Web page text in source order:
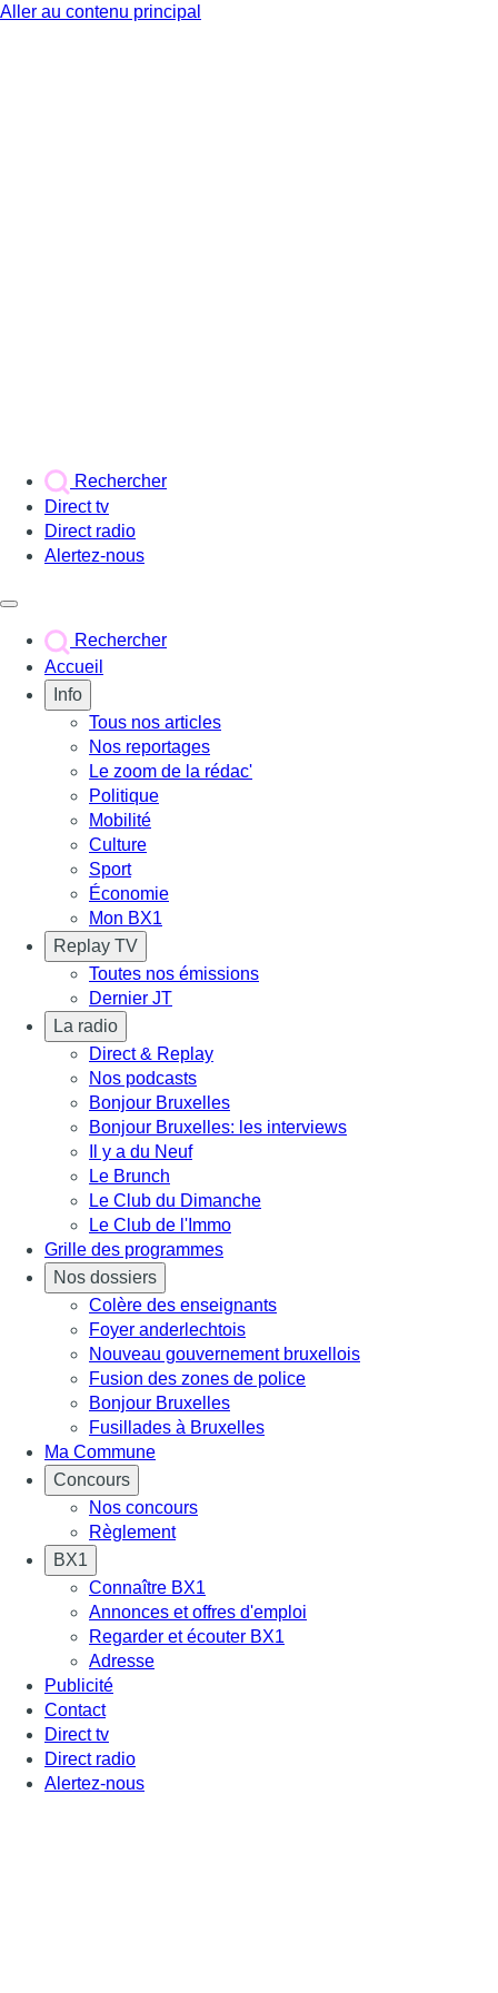
Aller au contenu principal
Rechercher
Direct tv
Direct radio
Alertez-nous
Rechercher
Accueil
Info
Tous nos articles
Nos reportages
Le zoom de la rédac'
Politique
Mobilité
Culture
Sport
Économie
Mon BX1
Replay TV
Toutes nos émissions
Dernier JT
La radio
Direct & Replay
Nos podcasts
Bonjour Bruxelles
Bonjour Bruxelles: les interviews
Il y a du Neuf
Le Brunch
Le Club du Dimanche
Le Club de l'Immo
Grille des programmes
Nos dossiers
Colère des enseignants
Foyer anderlechtois
Nouveau gouvernement bruxellois
Fusion des zones de police
Bonjour Bruxelles
Fusillades à Bruxelles
Ma Commune
Concours
Nos concours
Règlement
BX1
Connaître BX1
Annonces et offres d'emploi
Regarder et écouter BX1
Adresse
Publicité
Contact
Direct tv
Direct radio
Alertez-nous